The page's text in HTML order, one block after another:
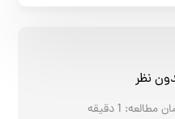
نظر
مطالعه: 1دقیقه